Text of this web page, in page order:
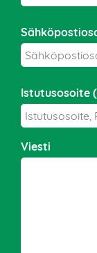
Istutusosoite
Viesti